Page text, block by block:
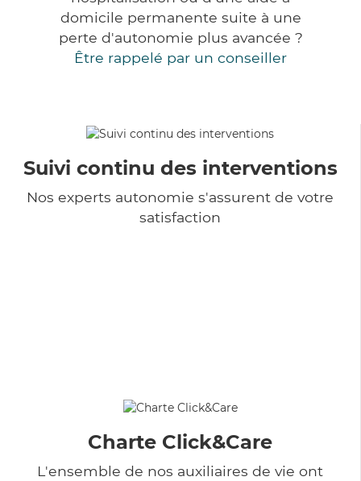
domicile permanente suite à une
perte d'autonomie plus avancée ?
Être rappelé par un conseiller
Suivi continu des interventions
Nos experts autonomie s'assurent de votre
satisfaction
Charte Click&Care
L'ensemble de nos auxiliaires de vie ont